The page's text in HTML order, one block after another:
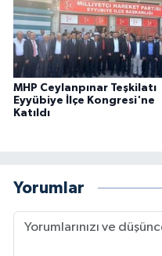
MHP Ceylanpınar Teşkilatı
Eyyübiye İlçe Kongresi'ne
Katıldı
Yorumlar